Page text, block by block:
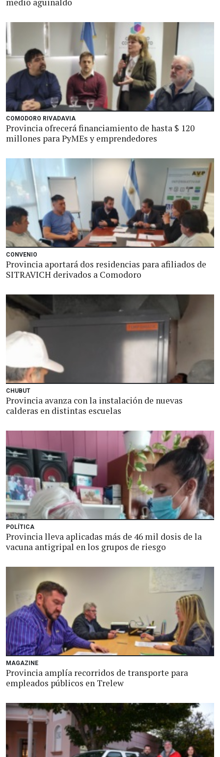
COMODORO RIVADAVIA
Provincia ofrecerá financiamiento de hasta $ 120
millones para PyMEs y emprendedores
CONVENIO
Provincia aportará dos residencias para afiliados de
SITRAVICH derivados a Comodoro
CHUBUT
Provincia avanza con la instalación de nuevas
calderas en distintas escuelas
POLÍTICA
Provincia lleva aplicadas más de 46 mil dosis de la
vacuna antigripal en los grupos de riesgo
MAGAZINE
Provincia amplía recorridos de transporte para
empleados públicos en Trelew